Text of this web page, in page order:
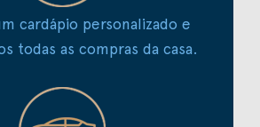
cardápio personalizado e
todas as compras da casa.